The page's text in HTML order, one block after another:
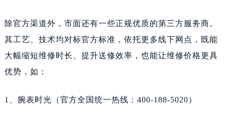
除官方渠道外，市面还有一些正规优质的第三方服务商。
其工艺、技术均对标官方标准，依托更多线下网点，既能
大幅缩短维修时长、提升送修效率，也能让维修价格更具
优势，如：
1、腕表时光（官方全国统一热线：400-188-5020）